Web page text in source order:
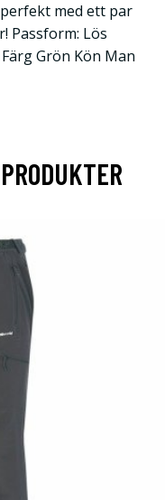
med ett par
Passform: Lös
Grön Kön Man